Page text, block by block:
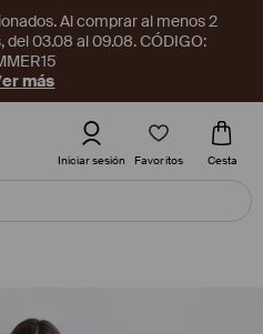
Al comprar al menos 2
03.08 al 09.08. CÓDIGO:
más
Iniciar sesión Favoritos Cesta